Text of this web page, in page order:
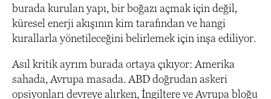
burada kurulan yapı, bir boğazı açmak için değil,
küresel enerji akışının kim tarafından ve hangi
kurallarla yönetileceğini belirlemek için inşa ediliyor.
Asıl kritik ayrım burada ortaya çıkıyor: Amerika
sahada, Avrupa masada. ABD doğrudan askeri
opsiyonları devreye alırken, İngiltere ve Avrupa bloğu